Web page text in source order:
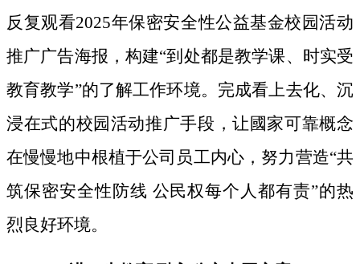
反复观看2025年保密安全性公益基金校园活动
推广广告海报，构建“到处都是教学课、时实受
教育教学”的了解工作环境。完成看上去化、沉
浸在式的校园活动推广手段，让國家可靠概念
在慢慢地中根植于公司员工内心，努力营造“共
筑保密安全性防线 公民权每个人都有责”的热
烈良好环境。